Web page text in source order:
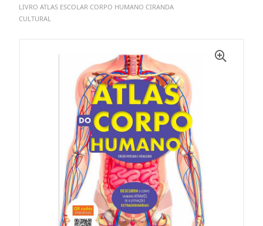
LIVRO ATLAS ESCOLAR CORPO HUMANO CIRANDA
CULTURAL